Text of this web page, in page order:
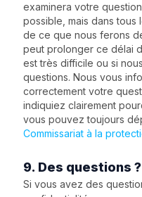
examinera votre
possible, mais dans tous
de ce que nous ferons
peut prolonger ce délai
est très difficile ou si
questions. Nous vous
correctement votre
indiquiez clairement
vous pouvez toujours
Commissariat à la
9. Des questions ?
Si vous avez des